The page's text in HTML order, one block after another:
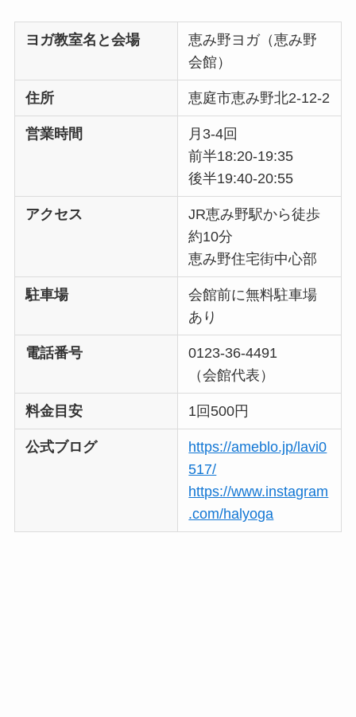
ヨガ教室名と会場
恵み野ヨガ（恵み野
会館）
住所 恵庭市恵み野北2-12-2
営業時間
月3-4回
前半18:20-19:35
後半19:40-20:55
アクセス
JR恵み野駅から徒歩
約10分
恵み野住宅街中心部
駐車場
会館前に無料駐車場
あり
電話番号
0123-36-4491
（会館代表）
料金目安 1回500円
公式ブログ
https://ameblo.jp/lavi0
517/
https://www.instagram
.com/halyoga